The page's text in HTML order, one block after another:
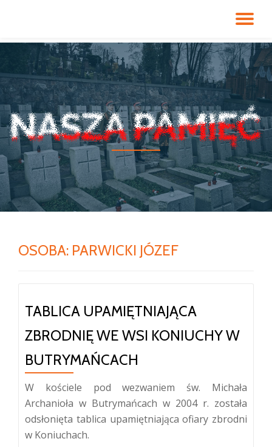
do
OSOBA: PARWICKI JÓZEF
TABLICA UPAMIĘTNIAJĄCA
ZBRODNIĘ WE WSI KONIUCHY W
BUTRYMAŃCACH
W kościele pod wezwaniem św. Michała
Archanioła w Butrymańcach w 2004 r. została
odsłonięta tablica upamiętniająca ofiary zbrodni
w Koniuchach.